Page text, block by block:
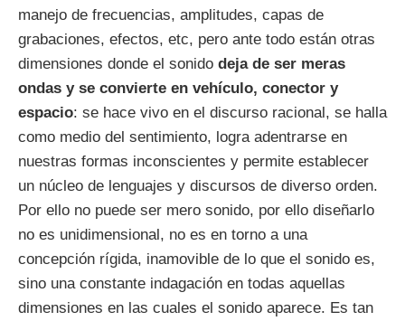
manejo de frecuencias, amplitudes, capas de
grabaciones, efectos, etc, pero ante todo están otras
dimensiones donde el sonido deja de ser meras
ondas y se convierte en vehículo, conector y
espacio: se hace vivo en el discurso racional, se halla
como medio del sentimiento, logra adentrarse en
nuestras formas inconscientes y permite establecer
un núcleo de lenguajes y discursos de diverso orden.
Por ello no puede ser mero sonido, por ello diseñarlo
no es unidimensional, no es en torno a una
concepción rígida, inamovible de lo que el sonido es,
sino una constante indagación en todas aquellas
dimensiones en las cuales el sonido aparece. Es tan